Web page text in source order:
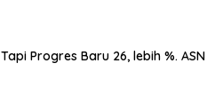
Baru 26, lebih %. ASN